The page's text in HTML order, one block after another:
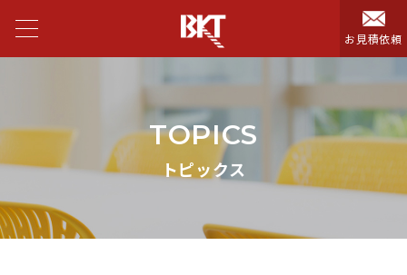
お見積依頼
TOPICS
トピックス